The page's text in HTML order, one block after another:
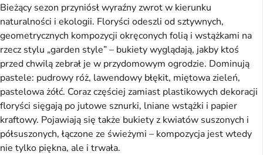
Bieżący sezon przyniósł wyraźny zwrot w kierunku
naturalności i ekologii. Floryści odeszli od sztywnych,
geometrycznych kompozycji okręconych folią i wstążkami na
rzecz stylu „garden style” – bukiety wyglądają, jakby ktoś
przed chwilą zebrał je w przydomowym ogrodzie. Dominują
pastele: pudrowy róż, lawendowy błękit, miętowa zieleń,
pastelowa żółć. Coraz częściej zamiast plastikowych dekoracji
floryści sięgają po jutowe sznurki, lniane wstążki i papier
kraftowy. Pojawiają się także bukiety z kwiatów suszonych i
półsuszonych, łączone ze świeżymi – kompozycja jest wtedy
nie tylko piękna, ale i trwała.